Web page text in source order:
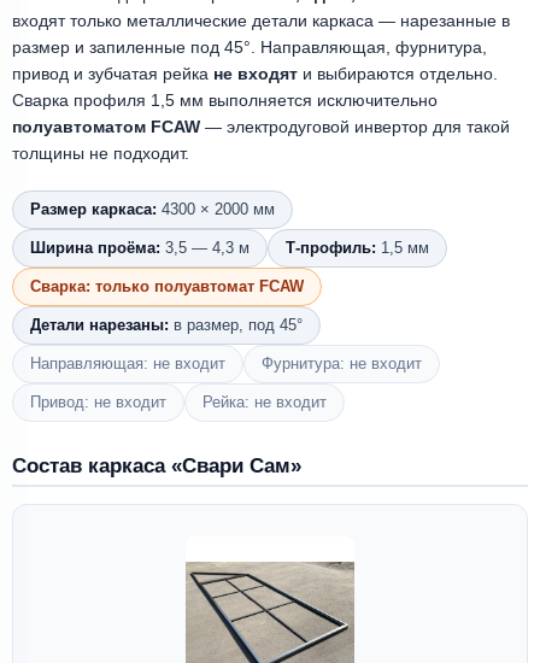
входят только металлические детали каркаса — нарезанные в
размер и запиленные под 45°. Направляющая, фурнитура,
привод и зубчатая рейка не входят и выбираются отдельно.
Сварка профиля 1,5 мм выполняется исключительно
полуавтоматом FCAW — электродуговой инвертор для такой
толщины не подходит.
Размер каркаса: 4300 × 2000 мм
Ширина проёма: 3,5 — 4,3 м Т-профиль: 1,5 мм
Сварка: только полуавтомат FCAW
Детали нарезаны: в размер, под 45°
Направляющая: не входит Фурнитура: не входит
Привод: не входит Рейка: не входит
Состав каркаса «Свари Сам»